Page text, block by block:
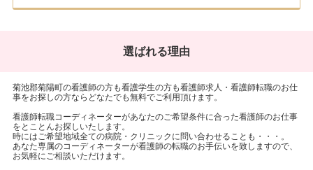
選ばれる理由
菊池郡菊陽町の看護師の方も看護学生の方も看護師求人・看護師転職のお仕
事をお探しの方ならどなたでも無料でご利用頂けます。
看護師転職コーディネーターがあなたのご希望条件に合った看護師のお仕事
をとことんお探しいたします。
時にはご希望地域全ての病院・クリニックに問い合わせることも・・・。
あなた専属のコーディネーターが看護師の転職のお手伝いを致しますので、
お気軽にご相談いただけます。